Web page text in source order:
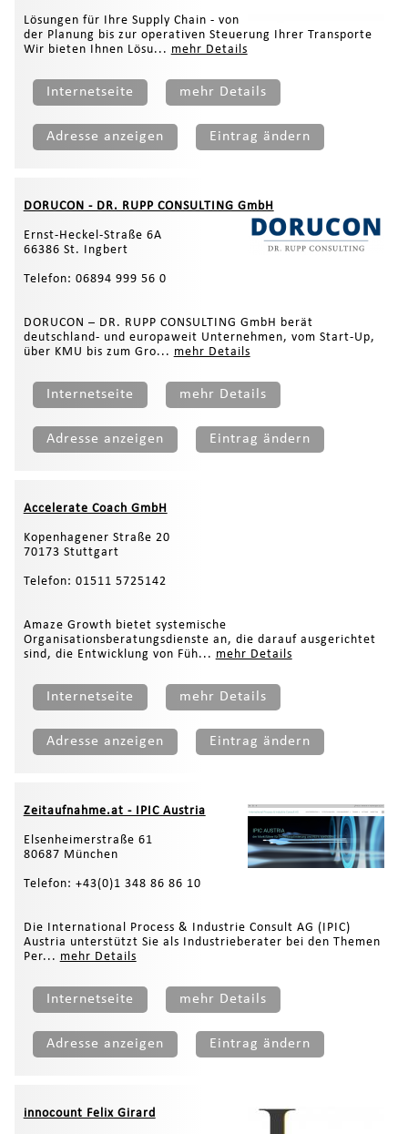
Lösungen für Ihre Supply Chain - von
der Planung bis zur operativen Steuerung Ihrer Transporte
Wir bieten Ihnen Lösu... mehr Details
Internetseite mehr Details
Adresse anzeigen Eintrag ändern
DORUCON - DR. RUPP CONSULTING GmbH
Ernst-Heckel-Straße 6A
66386 St. Ingbert
Telefon: 06894 999 56 0
DORUCON – DR. RUPP CONSULTING GmbH berät
deutschland- und europaweit Unternehmen, vom Start-Up,
über KMU bis zum Gro... mehr Details
Internetseite mehr Details
Adresse anzeigen Eintrag ändern
Accelerate Coach GmbH
Kopenhagener Straße 20
70173 Stuttgart
Telefon: 01511 5725142
Amaze Growth bietet systemische
Organisationsberatungsdienste an, die darauf ausgerichtet
sind, die Entwicklung von Füh... mehr Details
Internetseite mehr Details
Adresse anzeigen Eintrag ändern
Zeitaufnahme.at - IPIC Austria
Elsenheimerstraße 61
80687 München
Telefon: +43(0)1 348 86 86 10
Die International Process & Industrie Consult AG (IPIC)
Austria unterstützt Sie als Industrieberater bei den Themen
Per... mehr Details
Internetseite mehr Details
Adresse anzeigen Eintrag ändern
innocount Felix Girard